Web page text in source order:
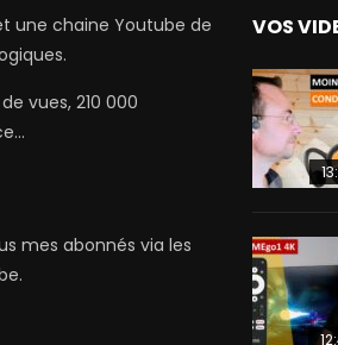
une chaine Youtube de
vues, 210 000
mes abonnés via les
VOS